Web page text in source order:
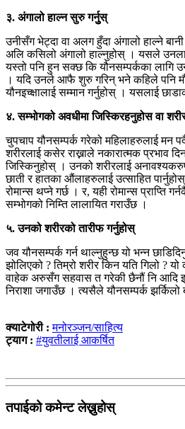
३. अंगालो हाल्न सुरु गर्नुुस्
उनीसँग भेट्दा वा अलग हुँदा अंगालो हाल्ने
अलि कसिलो अंगालो हाल्नुहोस् । यसले
यस्तो पनि हुन सक्छ कि यौनसम्पर्कका लागि
। यदि उनले आफै शुरु गरिन् भने कहिले पनि
यौनइच्क्षालाई सम्मान गर्नुहोस् । यसलाई
४. सम्भोगको अवधीमा जिस्किरहनुहोस वा
चुपचाप यौनसम्पर्क गरेको महिलाहरुलाई मन
शरीरलाई कसेर राख्नाले नकारात्मक प्रभाव
जिस्किनुहोस् । उनको शरीरलाई
छाती र हातका औंलाहरुलाई उत्साहित
रोमान्स थप्ने गर्छ । र, यही रोमान्स प्राप्ति
सम्भोगको निम्ति लालायित गराउँछ ।
५. उनको शरीरको तारीफ गर्नुहोस्
जव यौनसम्पर्क गर्न थाल्नुहुन्छ यो भन्न
झोलिएको ? तिम्रो शरीर किन यति गिलो ? यो
वाहेक अरुसँग सहवास त गरेकी छैनौं नि आदि
निराशा जगाउँछ । त्यसैले यौनसम्पर्क झर्किलो
क्याटेगोरी :मनोरञ्जन/साहित्य
ट्याग : #युवतीलाई आकर्षित
तपाईको कमेन्ट लेख्नुहोस्